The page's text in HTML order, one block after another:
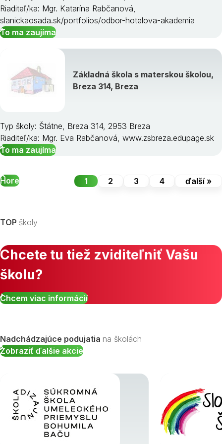
Riaditeľ/ka: Mgr. Katarína Rabčanová,
slanickaosada.sk/portfolios/odbor-hotelova-akademia
To ma zaujíma
Základná škola s materskou školou,
Breza 314, Breza
Typ školy: Štátne, Breza 314, 2953 Breza
Riaditeľ/ka: Mgr. Eva Rabčanová, www.zsbreza.edupage.sk
To ma zaujíma
Hore 1 2 3 4 ďalší »
TOP školy
Chcete tu tiež zviditeľniť Vašu
školu?
Chcem viac informácií
Nadchádzajúce podujatia na školách
Zobraziť ďalšie akcie